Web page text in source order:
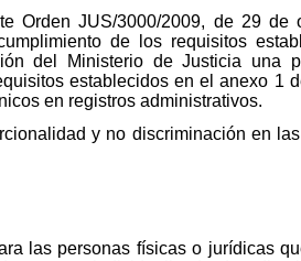
Orden JUS/3000/2009, de 29 de
de los requisitos
del Ministerio de Justicia una
establecidos en el anexo 1
en registros administrativos.
y no discriminación en
las personas físicas o jurídicas